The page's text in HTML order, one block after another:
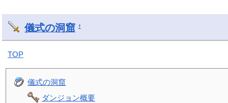
儀式の洞窟 †
TOP
儀式の洞窟
ダンジョン概要